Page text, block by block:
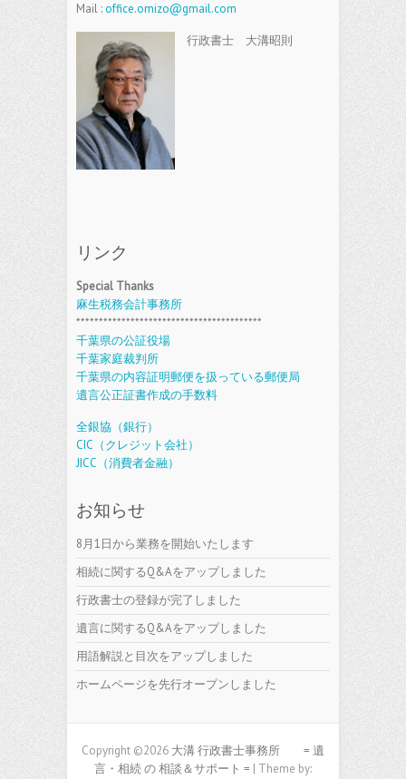
Mail :office.omizo@gmail.com
行政書士 大溝昭則
リンク
Special Thanks
麻生税務会計事務所
*****************************************
千葉県の公証役場
千葉家庭裁判所
千葉県の内容証明郵便を扱っている郵便局
遺言公正証書作成の手数料
全銀協（銀行）
CIC（クレジット会社）
JICC（消費者金融）
お知らせ
8月1日から業務を開始いたします
相続に関するQ&Aをアップしました
行政書士の登録が完了しました
遺言に関するQ&Aをアップしました
用語解説と目次をアップしました
ホームページを先行オープンしました
Copyright ©2026 大溝 行政書士事務所 = 遺
言・相続 の 相談＆サポート = | Theme by: